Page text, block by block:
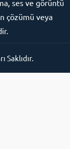
ses ve görüntü
çözümü veya
Saklıdır.